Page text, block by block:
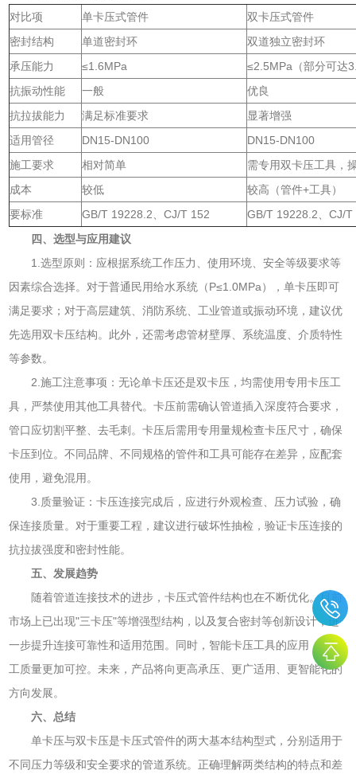
对比项
单卡压式管件
双卡压式管件
密封结构
单道密封环
双道独立密封环
承压能力
≤1.6MPa
≤2.5MPa（部分可达
抗振动性能
一般
优良
抗拉拔能力
满足标准要求
显著增强
适用管径
DN15-DN100
DN15-DN100
施工要求
相对简单
需专用双卡压工具，
成本
较低
较高（管件+工具）
要标准
GB/T 19228.2、CJ/T 152
GB/T 19228.2、CJ/
四、选型与应用建议
1.选型原则：应根据系统工作压力、使用环境、安全等级要求等
因素综合选择。对于普通民用给水系统（P≤1.0MPa），单卡压即可
满足要求；对于高层建筑、消防系统、工业管道或振动环境，建议优
先选用双卡压结构。此外，还需考虑管材壁厚、系统温度、介质特性
等参数。
2.施工注意事项：无论单卡压还是双卡压，均需使用专用卡压工
具，严禁使用其他工具替代。卡压前需确认管道插入深度符合要求，
管口应切割平整、去毛刺。卡压后需用专用量规检查卡压尺寸，确保
卡压到位。不同品牌、不同规格的管件和工具可能存在差异，应配套
使用，避免混用。
3.质量验证：卡压连接完成后，应进行外观检查、压力试验，确
保连接质量。对于重要工程，建议进行破坏性抽检，验证卡压连接的
抗拉拔强度和密封性能。
五、发展趋势
随着管道连接技术的进步，卡压式管件结构也在不断优化。目前
市场上已出现"三卡压"等增强型结构，以及复合密封等创新设计，进
一步提升连接可靠性和适用范围。同时，智能卡压工具的应用，使施
工质量更加可控。未来，产品将向更高承压、更广适用、更智能化的
方向发展。
六、总结
单卡压与双卡压是卡压式管件的两大基本结构型式，分别适用于
不同压力等级和安全要求的管道系统。正确理解两类结构的特点和差